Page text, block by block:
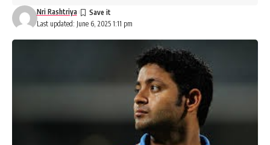
Last updated: June 6, 2025 1:11 pm
Nri Rashtriya